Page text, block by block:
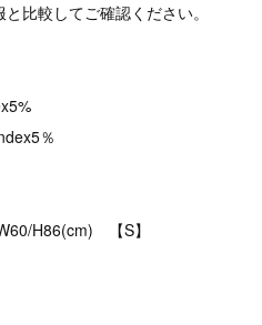
比較してご確認ください。
％
H86(cm) 【S】